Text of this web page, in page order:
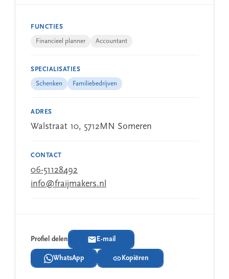
FUNCTIES
Financieel planner Accountant
SPECIALISATIES
Schenken Familiebedrijven
ADRES
Walstraat 10, 5712MN Someren
CONTACT
06-51128492
info@fraijmakers.nl
Profiel delen E-mail
WhatsApp Kopiëren